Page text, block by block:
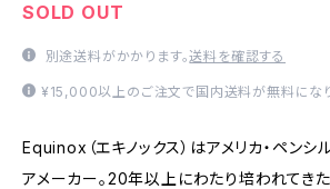
SOLD OUT
別途送料がかかります。送料を確認する
¥15,000以上のご注文で国内送料が無料になり
Equinox（エキノックス）はアメリカ・ペンシ
アメーカー。20年以上にわたり培われてき